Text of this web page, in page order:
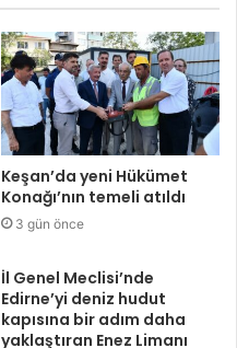
Keşan’da yeni Hükümet
Konağı’nın temeli atıldı
3 gün önce
İl Genel Meclisi’nde
Edirne’yi deniz hudut
kapısına bir adım daha
yaklaştıran Enez Limanı